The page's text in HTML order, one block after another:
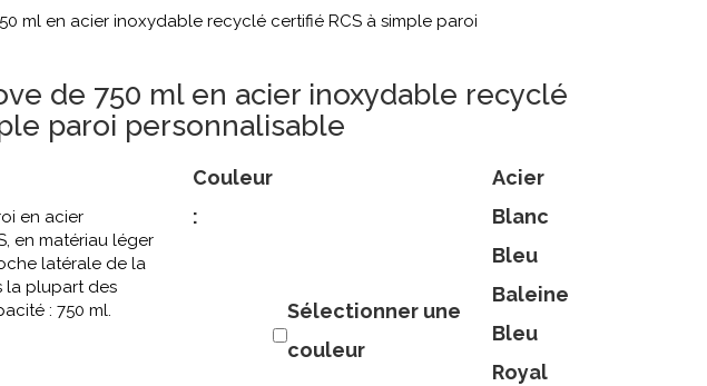
ml en acier inoxydable recyclé certifié RCS à simple paroi
de 750 ml en acier inoxydable recyclé
paroi personnalisable
en acier
en matériau léger
latérale de la
la plupart des
: 750 ml.
Couleur
:
Sélectionner une
couleur
Acier
Blanc
Bleu
Baleine
Bleu
Royal